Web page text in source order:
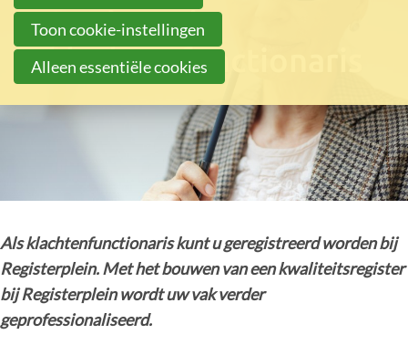
Registratie
klachtenfunctionaris
Als klachtenfunctionaris kunt u geregistreerd worden bij
Registerplein. Met het bouwen van een kwaliteitsregister
bij Registerplein wordt uw vak verder
geprofessionaliseerd.
Toon cookie-instellingen
Alleen essentiële cookies